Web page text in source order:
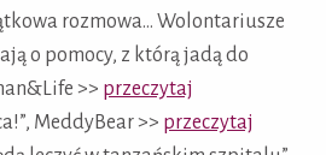
rozmowa… Wolontariusze
o pomocy, z którą jadą do
>> przeczytaj
MeddyBear >> przeczytaj